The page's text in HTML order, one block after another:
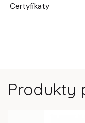
Certyfikaty
Produkty